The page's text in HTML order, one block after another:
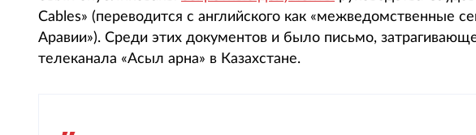
Cables» (переводится с английского как «межведомственные
Аравии»). Среди этих документов и было письмо,
телеканала «Асыл арна» в Казахстане.